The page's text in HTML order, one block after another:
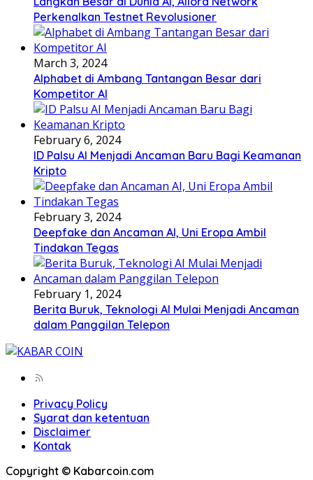
Perkenalkan Testnet Revolusioner
March 3, 2024
Alphabet di Ambang Tantangan Besar dari
Kompetitor AI
February 6, 2024
ID Palsu AI Menjadi Ancaman Baru Bagi Keamanan
Kripto
February 3, 2024
Deepfake dan Ancaman AI, Uni Eropa Ambil
Tindakan Tegas
February 1, 2024
Berita Buruk, Teknologi AI Mulai Menjadi Ancaman
dalam Panggilan Telepon
Privacy Policy
Syarat dan ketentuan
Disclaimer
Kontak
Copyright © Kabarcoin.com